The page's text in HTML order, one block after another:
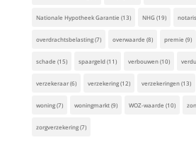
Nationale Hypotheek Garantie (13) NHG(19) notaris
overdrachtsbelasting(7) overwaarde (8) premie (9)
schade (15) spaargeld(11) verbouwen(10)
verzekeraar(6) verzekering(12) verzekeringen(13)
woning(7) woningmarkt(9) WOZ-waarde (10)
zorgverzekering(7)